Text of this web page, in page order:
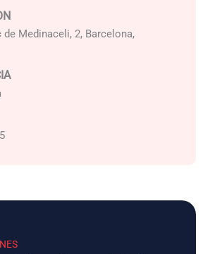
de Medinaceli, 2, Barcelona,